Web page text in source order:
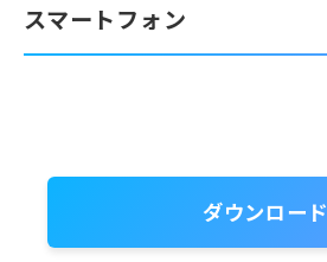
スマートフォン
ダウンロード